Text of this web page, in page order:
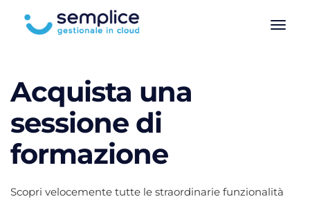
Acquista una
sessione di
formazione
Scopri velocemente tutte le straordinarie funzionalità